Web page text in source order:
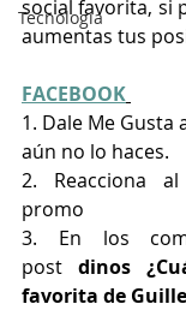
Tecnología
social favorita, si
aumentas tus
FACEBOOK
1. Dale Me Gusta
aún no lo haces.
2. Reacciona
promo
3. En los
post dinos
favorita de